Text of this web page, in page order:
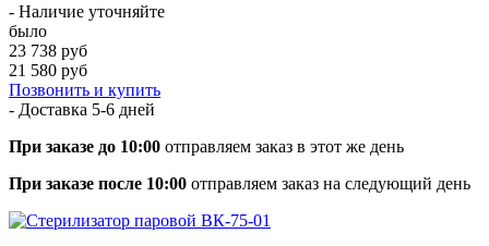
- Наличие уточняйте
было
23 738 руб
21 580 руб
Позвонить и купить
- Доставка 5-6 дней
При заказе до 10:00 отправляем заказ в этот же день
При заказе после 10:00 отправляем заказ на следующий день